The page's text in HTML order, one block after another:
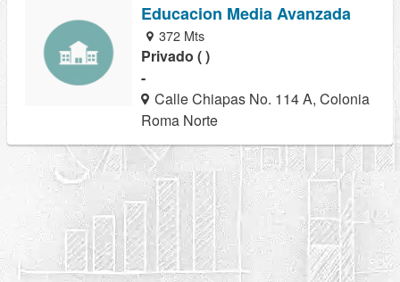
Educacion Media Avanzada
372 Mts
Privado ( )
-
Calle Chiapas No. 114 A, Colonia
Roma Norte